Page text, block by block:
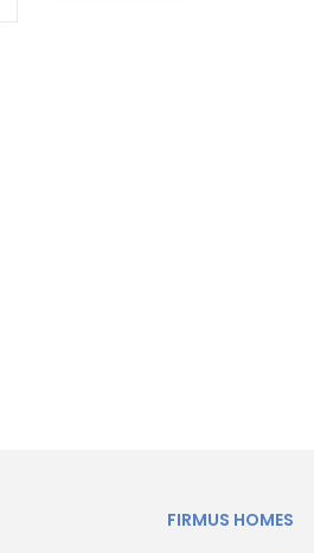
FIRMUS HOMES